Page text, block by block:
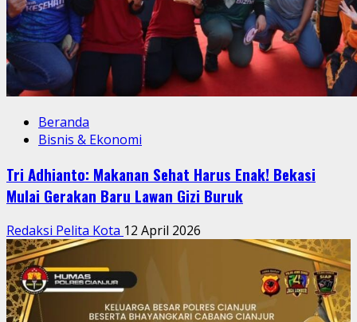
Beranda
Bisnis & Ekonomi
Tri Adhianto: Makanan Sehat Harus Enak! Bekasi
Mulai Gerakan Baru Lawan Gizi Buruk
Redaksi Pelita Kota 12 April 2026